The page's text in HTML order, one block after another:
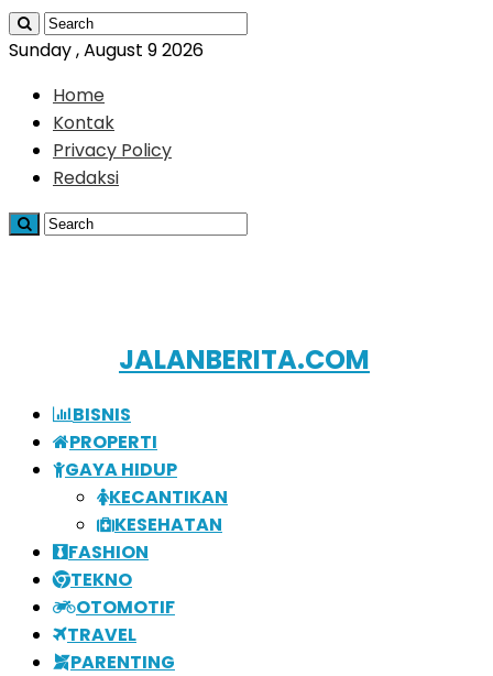
Sunday , August 9 2026
Home
Kontak
Privacy Policy
Redaksi
JALANBERITA.COM
BISNIS
PROPERTI
GAYA HIDUP
KECANTIKAN
KESEHATAN
FASHION
TEKNO
OTOMOTIF
TRAVEL
PARENTING